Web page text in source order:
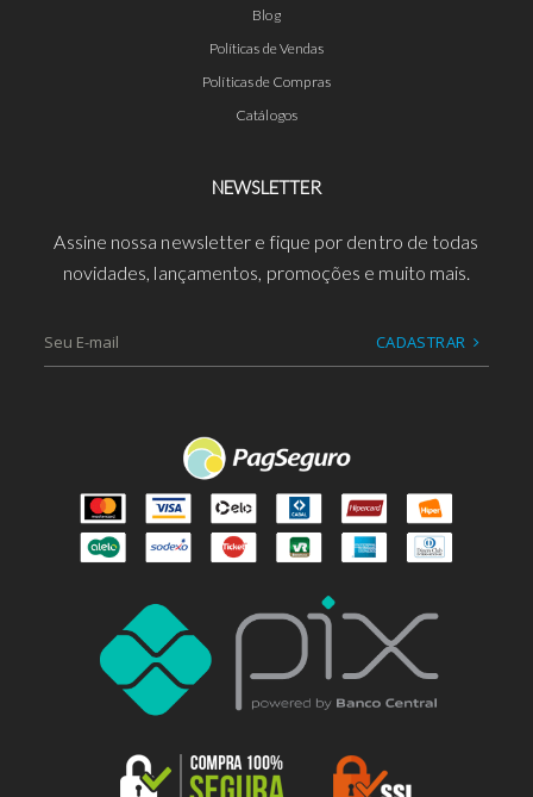
Blog
Políticas de Vendas
Políticas de Compras
Catálogos
NEWSLETTER
Assine nossa newsletter e fique por dentro de todas
novidades, lançamentos, promoções e muito mais.
CADASTRAR